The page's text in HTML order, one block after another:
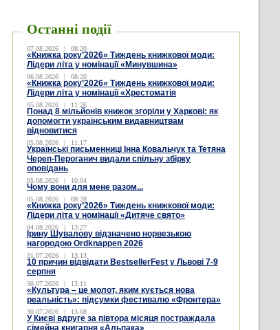
Останні події
07.08.2026 | 08:20
«Книжка року’2026» Тиждень книжкової моди:
Лідери літа у номінації «Минувшина»
06.08.2026 | 08:20
«Книжка року’2026» Тиждень книжкової моди:
Лідери літа у номінації «Хрестоматія
05.08.2026 | 11:26
Понад 8 мільйонів книжок згоріли у Харкові: як
допомогти українським видавництвам
відновитися
05.08.2026 | 11:17
Українські письменниці Інна Ковальчук та Тетяна
Череп-Пероганич видали спільну збірку
оповідань
05.08.2026 | 10:04
Чому вони для мене разом...
05.08.2026 | 08:28
«Книжка року’2026» Тиждень книжкової моди:
Лідери літа у номінації «Дитяче свято»
04.08.2026 | 13:27
Ірину Шувалову відзначено норвезькою
нагородою Ordknappen 2026
31.07.2026 | 13:13
10 причин відвідати BestsellerFest у Львові 7-9
серпня
30.07.2026 | 13:11
«Культура – це молот, яким кується нова
реальність»: підсумки фестивалю «Фронтера»
30.07.2026 | 13:08
У Києві вдруге за півтора місяця постраждала
сімейна книгарня «Альпака»